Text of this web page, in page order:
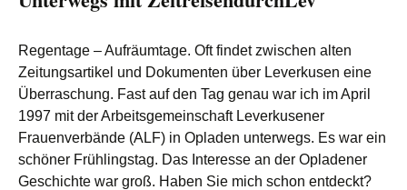
Regentage – Aufräumtage. Oft findet zwischen alten
Zeitungsartikel und Dokumenten über Leverkusen eine
Überraschung. Fast auf den Tag genau war ich im April
1997 mit der Arbeitsgemeinschaft Leverkusener
Frauenverbände (ALF) in Opladen unterwegs. Es war ein
schöner Frühlingstag. Das Interesse an der Opladener
Geschichte war groß. Haben Sie mich schon entdeckt?